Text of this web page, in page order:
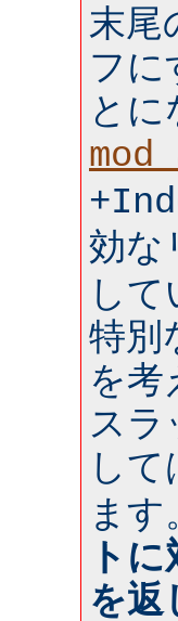
末尾
フに
と
効な
し
特別
を考
スラ
して
ます
ト
を返